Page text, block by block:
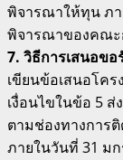
พิจารณาให้ทุน ภา
พิจารณาของคณะ
7. วิธีการเสนอข
เขียนข้อเสนอโค
เงื่อนไขในข้อ 5
ตามช่องทางการ
ภายในวันที่ 31 ม